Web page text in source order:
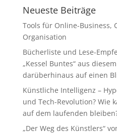
Neueste Beiträge
Tools für Online-Business,
Organisation
Bücherliste und Lese-
„Kessel Buntes“ aus
darüberhinaus auf einen
Künstliche Intelligenz –
und Tech-Revolution? Wie
auf dem laufenden
„Der Weg des Künstlers“